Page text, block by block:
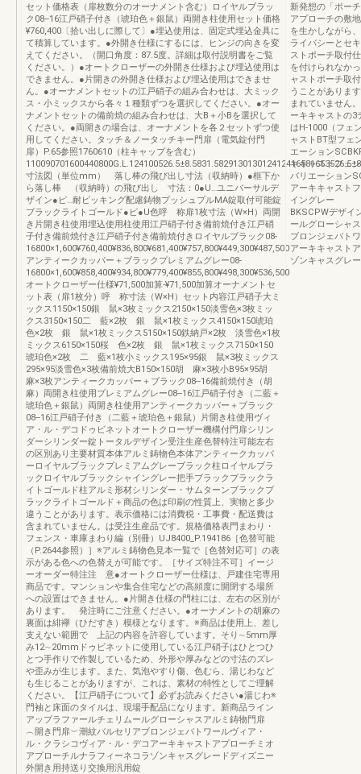
セット価格表（扉枚数分のオーナメント含む）ロイヤルブラッ
ク08--16江戸硝子付き（琥珀色＋銀鼠）両開き柱使用セット価格
¥760,400〔拾い出しに際して〕●埋込使用は、固定式埋込金具に
て積算しています。●外開き仕様にするには、ヒンジの向きを変
えてください。（開口角度：87.5度。詳細は取付説明書をご覧
ください。）●オートクローザーの外開き仕様および埋込使用は
できません。●片開きの外開き仕様および埋込使用はできませ
ん。●オーナメントセットの江戸硝子の組み合わせは、大ミック
ス・小ミックスから各々１種類ずつを選択してください。●オー
ナメントセットの備前焼の組み合わせは、大B＋小Bを選択して
ください。●両開きの場合は、オーナメントを各２セットずつ使
用してください。タッチ＆ノータッチキー門扉（電気錠付門
扉）P.65参照1760610（柱キャップを含む）
寸法図（単位mm） 落し棒の飛び出し寸法（収納時）●框下か
ら落し棒 （収納時）の飛び出し 寸法：0●U…ユニバーサルデ
ザイン●ピ…耐ピッキング配慮鋳物プッシュプルMA錠取付可能錠
ブラックライトゴールド●ピ●U色呼 称扉1枚寸法（W×H）両開
き片開き柱使用埋込使用柱使用江戸硝子付き備前焼付き江戸硝
子付き備前焼付き江戸硝子付き備前焼付きロイヤルブラック08-
16800×1,600¥760,400¥836,800¥681,400¥757,800¥449,300¥487,500
アンティークカッパー＋ブラックプレミアムグレー08-
16800×1,600¥858,400¥934,800¥779,400¥855,800¥498,300¥536,500
オートクローザー仕様¥71,500加算-¥71,500加算オーナメントセ
ット表（扉1枚分）呼 称寸法（W×H）セット内容江戸硝子大ミ
ックス1150×150銀 鼠×3枚ミックス2150×150淡雪色×3枚ミッ
クス3150×150二 藍×2枚 銀 鼠×1枚ミックス4150×150琥珀
色×2枚 銀 鼠×1枚ミックス5150×150鉄納戸×2枚 淡雪色×1枚
ミックス6150×150桜 色×2枚 銀 鼠×1枚ミックス7150×150
琥珀色×2枚 二 藍×1枚小ミックス195×95銀 鼠×3枚ミックス
295×95淡雪色×3枚備前焼大B150×150胡 麻×3枚小B95×95胡
麻×3枚アンティークカッパー＋ブラック08--16備前焼付き（胡
麻）両開き柱使用プレミアムグレー08--16江戸硝子付き（二藍＋
琥珀色＋銀鼠）両開き柱使用アンティークカッパー＋ブラック
08--16江戸硝子付き（二藍＋琥珀色＋銀鼠）片開き柱使用ヴィ
ア・ル・デコドゥビネットオートクローザー機構付門扉シリン
ダーシリンダー錠トータルデザイン受注生産色替特注可能左右
の区別あり主要材質本体アルミ鋳物色本体アンティークカッパ
ーロイヤルブラックプレミアムグレーブラック柱ロイヤルブラ
ックロイヤルブラックシャイングレー把手ブラックブラックラ
イトゴールド柱アルミ形材シリンダー・サムターンブラックブ
ラックライトゴールド＋商品の色は印刷の性質上、実物と多少
違うことがあります。表示価格には消費税・工事費・配送費は
含まれていません。は受注生産品です。規格価格表門まわり・
フェンス・車庫まわり編（別冊）UJ8400_P.194186［色替可能
（P.2644参照）］※アルミ鋳物色見本一覧で［色替対応可］の表
示がある色への色替えが可能です。［サイズ特注不可］イージ
ーオーダー特注注 意●オートクローザー仕様は、戸建住宅専用
商品です。マンションや集合住宅などの高頻度に開閉する場所
への設置はできません。●片開き仕様の門柱には、左右の区別が
あります。 発注時にご注意ください。●オーナメントの胡麻の
裏面は緋襷（ひだすき）模様となります。※商品は使用上、差し
支えない範囲で 上記の内容を許容しています。そり∼5mm厚
み12∼20mmドゥビネットに使用している江戸硝子はひとつひ
とつ手作りで作製しているため、外形や厚みなどの寸法のズレ
や歪みが生じます。また、気泡やすり傷、色むら、湯じわなど
も生じることがありますが、これは、素材の特性としてご理解
ください。【江戸硝子について】必ずお読みください●湯じわ※
門袖と床面のタイルは、現場手配品になります。新商品ライン
アップラファールチェリムールグローシャスアルミ鋳物門扉
︵開き門扉︶潮紋バルセリアブロンジェバトワールヴィア・
ル・クラシコヴィア・ル・デコアーキキャストアプローチミオ
アプローチルナラフィーネコラゾンキャスグレードディズニー
外開き用持送り交換用汎用錠
新発想の「ポー
アプローチの敷
を生かしながら
ライバシーとセ
ストポーチ取付
を付けられなか
ャストポーチ取
うことがありま
まれていません
ーキキャストの3
はH-1000（フェ
ャストBT型フェ
エーション
キキャストフェ
バリエーション
アーキキャスト
イングレー
BKSCPWデザイ
ールグローシャ
ブロンジェバト
アーキキャスト
ゾンキャスグレ